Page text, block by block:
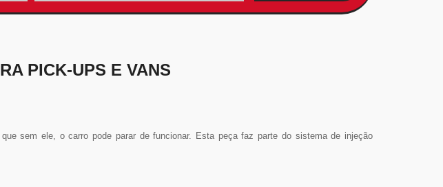
PICK-UPS E VANS
sem ele, o carro pode parar de funcionar. Esta peça faz parte do sistema de injeção